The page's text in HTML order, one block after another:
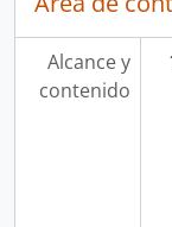
Alcance y
contenido